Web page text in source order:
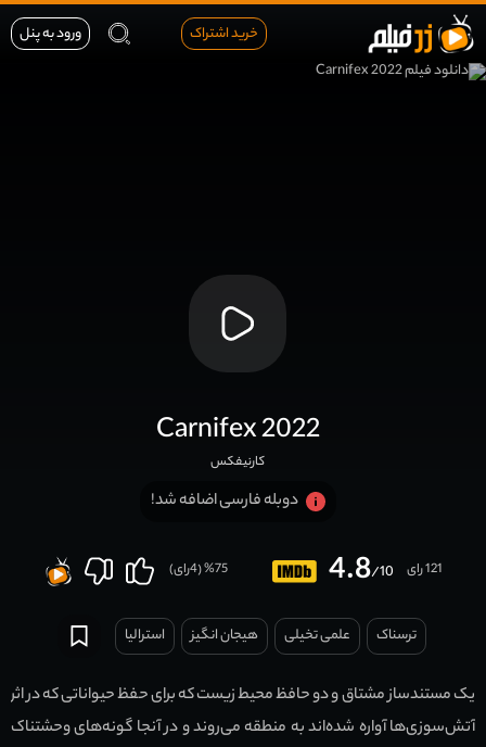
خرید اشتراک ورود به پنل
Carnifex 2022
کارنیفکس
دوبله فارسی اضافه شد!
4.8/10 121 رای 75
% (
4رای)
ترسناک علمی تخیلی هیجان انگیز استرالیا
یک مستندساز مشتاق و دو حافظ محیط زیست که برای حفظ حیواناتی که در اثر
آتش‌سوزی‌ها آواره شده‌اند به منطقه می‌روند و در آنجا گونه‌های وحشتناک